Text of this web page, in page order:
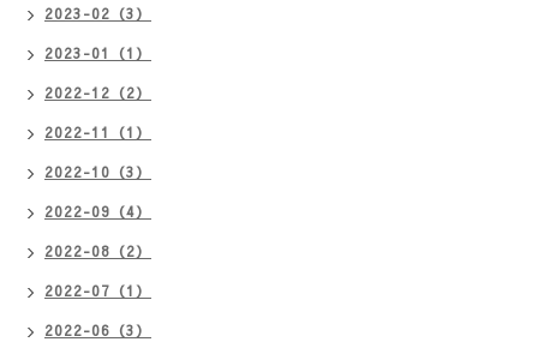
2023-02（3）
2023-01（1）
2022-12（2）
2022-11（1）
2022-10（3）
2022-09（4）
2022-08（2）
2022-07（1）
2022-06（3）